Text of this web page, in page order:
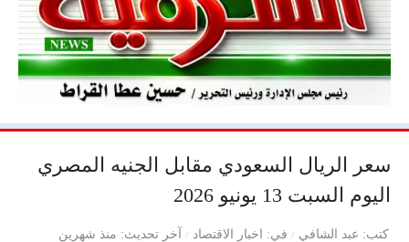
سعر الريال السعودي مقابل الجنيه المصري
اليوم السبت 13 يونيو 2026
كتب عبد الشافي في اخبار الاقتصاد آخر تحديث منذ شهرين